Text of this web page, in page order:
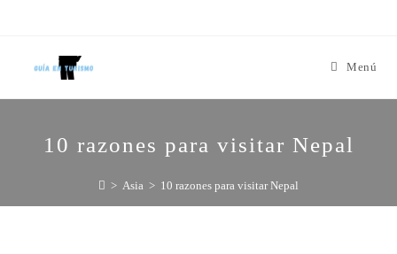
Menú
10 razones para visitar Nepal
> Asia > 10 razones para visitar Nepal